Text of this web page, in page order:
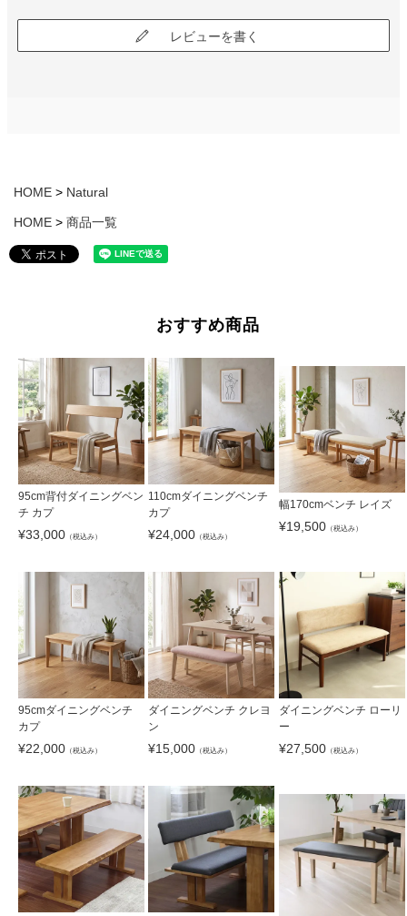
レビューを書く
HOME Natural
HOME 商品一覧
おすすめ商品
95cm背付ダイニングベン
チ カプ
¥33,000 （税込み）
110cmダイニングベンチ
カプ
¥24,000 （税込み）
幅170cmベンチ レイズ
¥19,500（税込み）
95cmダイニングベンチ
カプ
¥22,000 （税込み）
ダイニングベンチ クレヨ
ン
¥15,000 （税込み）
ダイニングベンチ ローリ
ー
¥27,500（税込み）